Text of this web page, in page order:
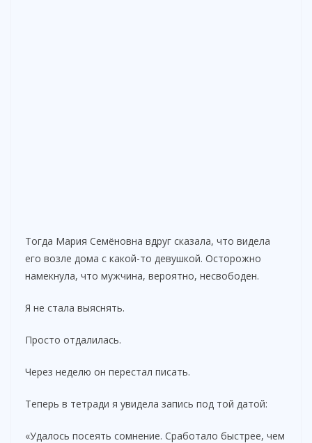
Тогда Мария Семёновна вдруг сказала, что видела
его возле дома с какой-то девушкой. Осторожно
намекнула, что мужчина, вероятно, несвободен.
Я не стала выяснять.
Просто отдалилась.
Через неделю он перестал писать.
Теперь в тетради я увидела запись под той датой:
«Удалось посеять сомнение. Сработало быстрее, чем